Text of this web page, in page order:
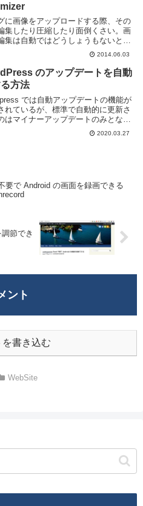
に画像をアップロードする際、その
集したり圧縮したり面倒くさい。画
集は自動ではどうしょうもないとこ
るが最適化ぐらいは自動でやっても
い、という時に便利なのが EWWW
Optimizer というプラグイ...
2014.06.03
のアップデートを自動
方法
では自動アップデートの機能が
れているが、標準で自動的に更新さ
はマイナーアップデートのみとなっ
。メジャーアップデートやプラグイ
ーマなどの他の項目については手動
2020.03.27
要で Android の画面を録画できる
節でき
ント
を書き込む
WebSite